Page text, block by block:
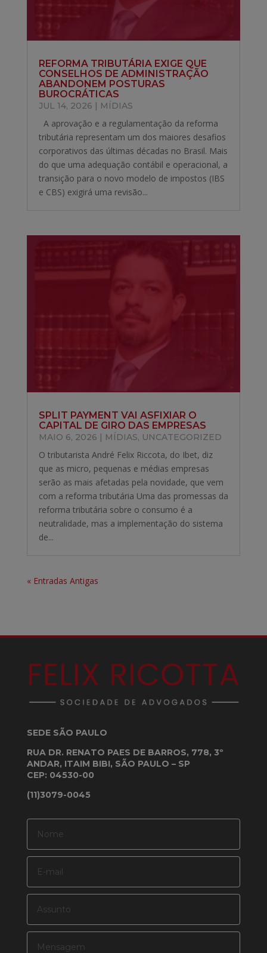
REFORMA TRIBUTÁRIA EXIGE QUE
CONSELHOS DE ADMINISTRAÇÃO
ABANDONEM POSTURAS
BUROCRÁTICAS
JUL 14, 2026 | MÍDIAS
A aprovação e a regulamentação da reforma
tributária representam um dos maiores desafios
corporativos das últimas décadas no Brasil. Mais
do que uma adequação contábil e operacional, a
transição para o novo modelo de impostos (IBS
e CBS) exigirá uma revisão...
SPLIT PAYMENT VAI ASFIXIAR O
CAPITAL DE GIRO DAS EMPRESAS
MAIO 6, 2026 MÍDIAS, UNCATEGORIZED
O tributarista André Felix Riccota, do Ibet, diz
que as micro, pequenas e médias empresas
serão as mais afetadas pela novidade, que vem
com a reforma tributária Uma das promessas da
reforma tributária sobre o consumo é a
neutralidade, mas a implementação do sistema
de...
« Entradas Antigas
SEDE SÃO PAULO
RUA DR. RENATO PAES DE BARROS, 778, 3º
ANDAR, ITAIM BIBI, SÃO PAULO – SP
CEP: 04530-00
(11)3079-0045